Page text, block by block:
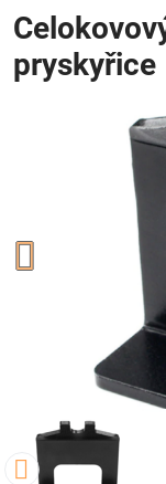
pryskyřice